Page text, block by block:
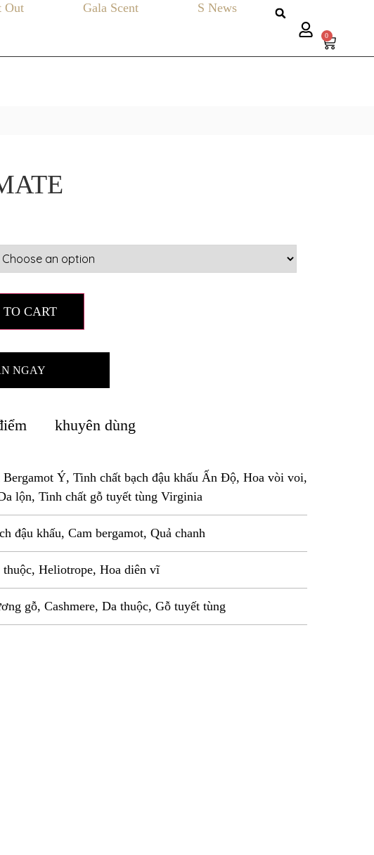
Out Gala Scent S News
0
CART
NGAY
khuyên dùng
Bergamot Ý, Tinh chất bạch đậu khấu Ấn Độ, Hoa vòi voi,
lộn, Tinh chất gỗ tuyết tùng Virginia
đậu khấu, Cam bergamot, Quả chanh
thuộc, Heliotrope, Hoa diên vĩ
gỗ, Cashmere, Da thuộc, Gỗ tuyết tùng